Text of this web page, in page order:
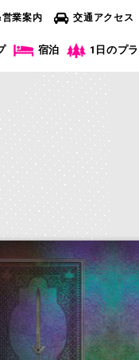
業案内 交通アクセス
宿泊 1日のプ